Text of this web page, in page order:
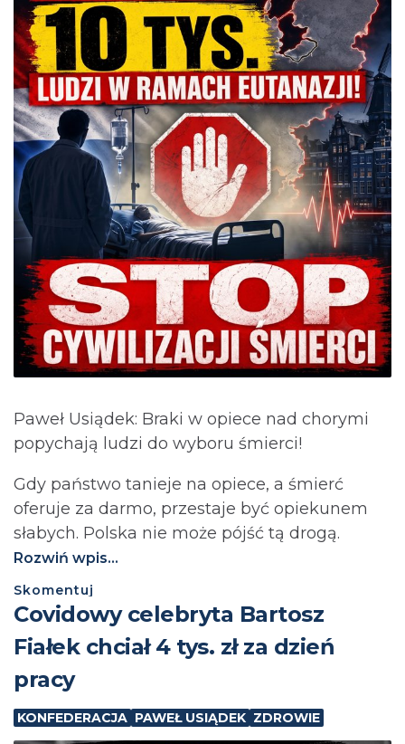
Paweł Usiądek: Braki w opiece nad chorymi
popychają ludzi do wyboru śmierci!
Gdy państwo tanieje na opiece, a śmierć
oferuje za darmo, przestaje być opiekunem
słabych. Polska nie może pójść tą drogą.⁩
Rozwiń wpis...
Skomentuj
Covidowy celebryta Bartosz
Fiałek chciał 4 tys. zł za dzień
pracy
KONFEDERACJA PAWEŁ USIĄDEK ZDROWIE